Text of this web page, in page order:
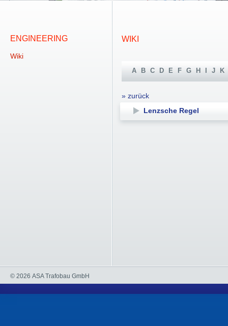
ENGINEERING
Wiki
WIKI
A B C D E F G H J K
» zurück
Lenzsche Regel
© 2026 ASA Trafobau GmbH